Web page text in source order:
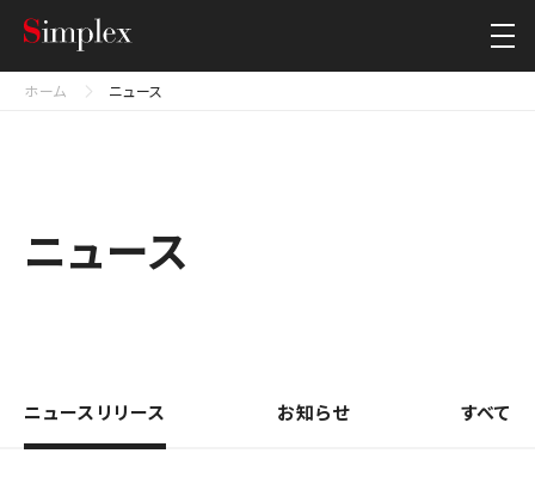
シンプレクス・ホールディングス株式会社
ホーム ニュース
ニュース
ニュースリリース お知らせ すべて